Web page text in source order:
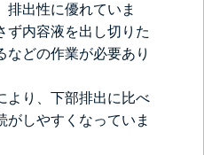
排出性に優れていま
ず内容液を出し切りた
などの作業が必要あり
より、下部排出に比べ
がしやすくなっていま